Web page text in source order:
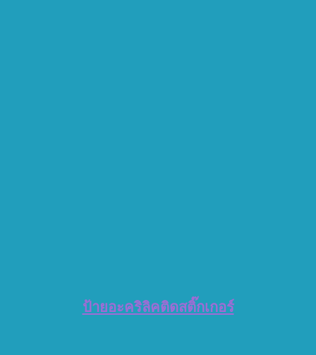
ป้ายอะคริลิคติดสติ๊กเกอร์